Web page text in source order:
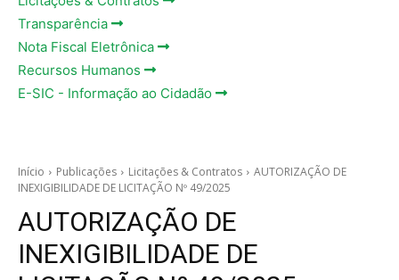
Transparência
Nota Fiscal Eletrônica
Recursos Humanos
E-SIC - Informação ao Cidadão